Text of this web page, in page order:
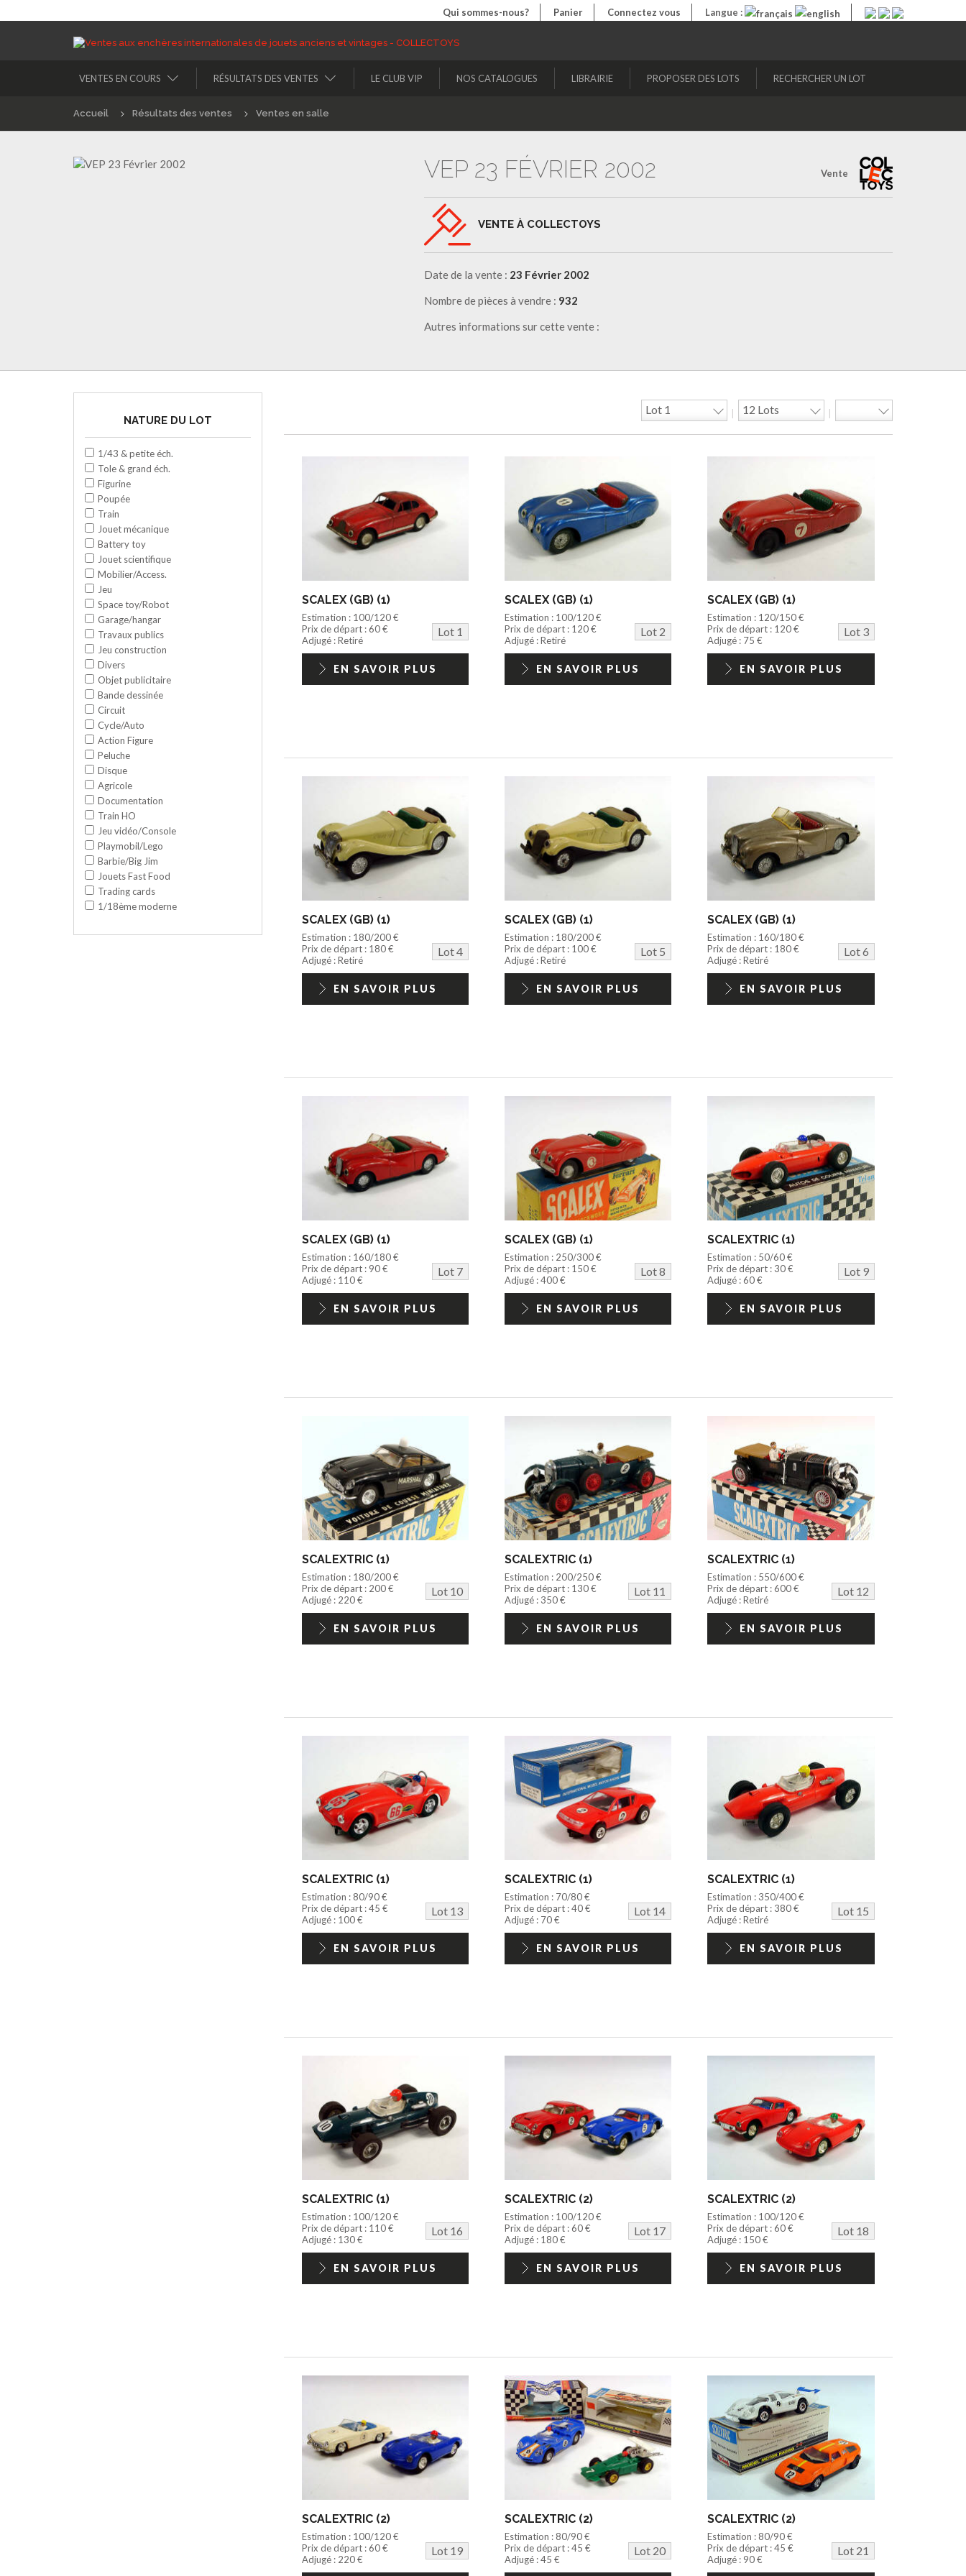
Qui sommes-nous? Panier Connectez vous Langue :
VENTES EN COURS RÉSULTATS DES VENTES LE CLUB VIP NOS CATALOGUES LIBRAIRIE PROPOSER DES LOTS RECHERCHER UN LOT
Accueil Résultats des ventes Ventes en salle
Vente
VEP 23 FÉVRIER 2002
VENTE À COLLECTOYS
Date de la vente : 23 Février 2002
Nombre de pièces à vendre : 932
Autres informations sur cette vente :
NATURE DU LOT
1/43 & petite éch.
Tole & grand éch.
Figurine
Poupée
Train
Jouet mécanique
Battery toy
Jouet scientifique
Mobilier/Access.
Jeu
Space toy/Robot
Garage/hangar
Travaux publics
Jeu construction
Divers
Objet publicitaire
Bande dessinée
Circuit
Cycle/Auto
Action Figure
Peluche
Disque
Agricole
Documentation
Train HO
Jeu vidéo/Console
Playmobil/Lego
Barbie/Big Jim
Jouets Fast Food
Trading cards
1/18ème moderne
SCALEX (GB) (1)
Estimation : 100/120 €
Prix de départ : 60 €
Lot 1
Adjugé : Retiré
EN SAVOIR PLUS
SCALEX (GB) (1)
Estimation : 100/120 €
Prix de départ : 120 €
Lot 2
Adjugé : Retiré
EN SAVOIR PLUS
SCALEX (GB) (1)
Estimation : 120/150 €
Prix de départ : 120 €
Lot 3
Adjugé : 75 €
EN SAVOIR PLUS
SCALEX (GB) (1)
Estimation : 180/200 €
Prix de départ : 180 €
Lot 4
Adjugé : Retiré
EN SAVOIR PLUS
SCALEX (GB) (1)
Estimation : 180/200 €
Prix de départ : 100 €
Lot 5
Adjugé : Retiré
EN SAVOIR PLUS
SCALEX (GB) (1)
Estimation : 160/180 €
Prix de départ : 180 €
Lot 6
Adjugé : Retiré
EN SAVOIR PLUS
SCALEX (GB) (1)
Estimation : 160/180 €
Prix de départ : 90 €
Lot 7
Adjugé : 110 €
EN SAVOIR PLUS
SCALEX (GB) (1)
Estimation : 250/300 €
Prix de départ : 150 €
Lot 8
Adjugé : 400 €
EN SAVOIR PLUS
SCALEXTRIC (1)
Estimation : 50/60 €
Prix de départ : 30 €
Lot 9
Adjugé : 60 €
EN SAVOIR PLUS
SCALEXTRIC (1)
Estimation : 180/200 €
Prix de départ : 200 €
Lot 10
Adjugé : 220 €
EN SAVOIR PLUS
SCALEXTRIC (1)
Estimation : 200/250 €
Prix de départ : 130 €
Lot 11
Adjugé : 350 €
EN SAVOIR PLUS
SCALEXTRIC (1)
Estimation : 550/600 €
Prix de départ : 600 €
Lot 12
Adjugé : Retiré
EN SAVOIR PLUS
SCALEXTRIC (1)
Estimation : 80/90 €
Prix de départ : 45 €
Lot 13
Adjugé : 100 €
EN SAVOIR PLUS
SCALEXTRIC (1)
Estimation : 70/80 €
Prix de départ : 40 €
Lot 14
Adjugé : 70 €
EN SAVOIR PLUS
SCALEXTRIC (1)
Estimation : 350/400 €
Prix de départ : 380 €
Lot 15
Adjugé : Retiré
EN SAVOIR PLUS
SCALEXTRIC (1)
Estimation : 100/120 €
Prix de départ : 110 €
Lot 16
Adjugé : 130 €
EN SAVOIR PLUS
SCALEXTRIC (2)
Estimation : 100/120 €
Prix de départ : 60 €
Lot 17
Adjugé : 180 €
EN SAVOIR PLUS
SCALEXTRIC (2)
Estimation : 100/120 €
Prix de départ : 60 €
Lot 18
Adjugé : 150 €
EN SAVOIR PLUS
SCALEXTRIC (2)
Estimation : 100/120 €
Prix de départ : 60 €
Lot 19
Adjugé : 220 €
SCALEXTRIC (2)
Estimation : 80/90 €
Prix de départ : 45 €
Lot 20
Adjugé : 45 €
SCALEXTRIC (2)
Estimation : 80/90 €
Prix de départ : 45 €
Lot 21
Adjugé : 90 €